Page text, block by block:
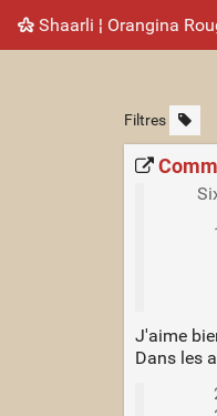
Shaarli ¦ Orangina
Filtres
J'aime
Dans les